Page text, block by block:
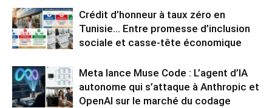
Crédit d’honneur à taux zéro en
Tunisie… Entre promesse d’inclusion
sociale et casse-tête économique
Meta lance Muse Code : L’agent d’IA
autonome qui s’attaque à Anthropic et
OpenAI sur le marché du codage